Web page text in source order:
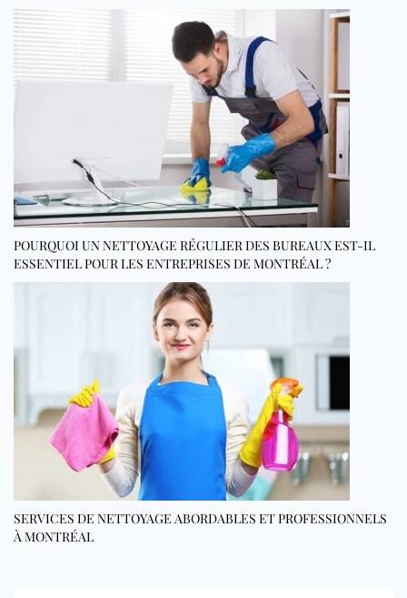
POURQUOI UN NETTOYAGE RÉGULIER DES BUREAUX EST-IL
ESSENTIEL POUR LES ENTREPRISES DE MONTRÉAL ?
SERVICES DE NETTOYAGE ABORDABLES ET PROFESSIONNELS
À MONTRÉAL